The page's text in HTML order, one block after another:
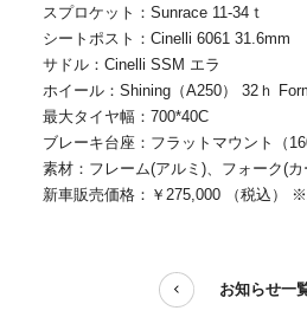
スプロケット：Sunrace 11-34ｔ
シートポスト：Cinelli 6061 31.6mm
サドル：Cinelli SSM エラ
ホイール：Shining（A250） 32ｈ
最大タイヤ幅：700*40C
ブレーキ台座：フラットマウント（
素材：フレーム(アルミ)、フォーク(カ
新車販売価格：￥275,000 （税込）
お知らせ一